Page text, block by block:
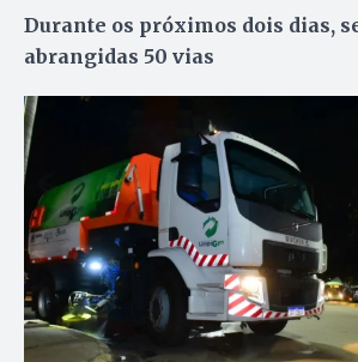
Durante os próximos dois dias,
abrangidas 50 vias